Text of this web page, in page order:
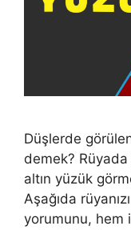
Düşlerde
demek?
altın yüzük
Aşağıda
yorumunu, hem